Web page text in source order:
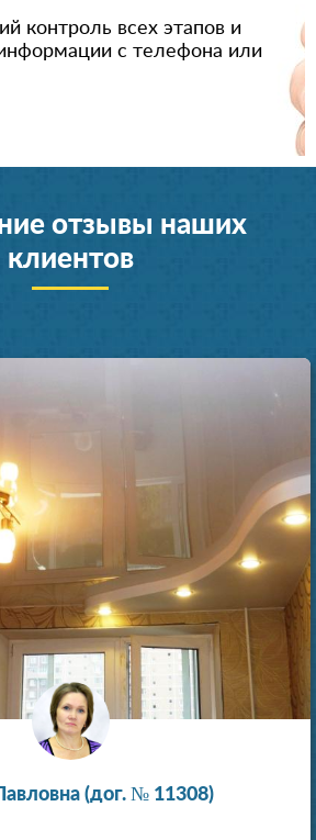
контроль всех этапов и
с телефона или
отзывы наших
клиентов
(дог. № 11308)